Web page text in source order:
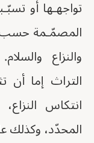
تواجهـها أو
المصمّـمة حسب
والنزاع
التراث إما أن
انتكاس
المحدّد، وكذلك